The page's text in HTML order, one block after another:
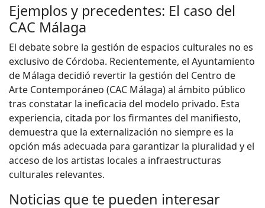
Ejemplos y precedentes: El caso del
CAC Málaga
El debate sobre la gestión de espacios culturales no es
exclusivo de Córdoba. Recientemente, el Ayuntamiento
de Málaga decidió revertir la gestión del Centro de
Arte Contemporáneo (CAC Málaga) al ámbito público
tras constatar la ineficacia del modelo privado. Esta
experiencia, citada por los firmantes del manifiesto,
demuestra que la externalización no siempre es la
opción más adecuada para garantizar la pluralidad y el
acceso de los artistas locales a infraestructuras
culturales relevantes.
Noticias que te pueden interesar